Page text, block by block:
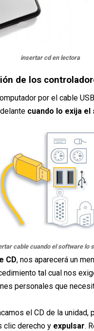
insertar cd en lectora
de los
por el cable
cuando lo exija
cable cuando el software lo
CD, nos aparecerá un
tal cual nos
personales que
el CD de la
clic derecho y expulsar.